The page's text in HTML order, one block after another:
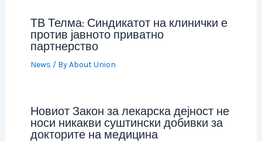
ТВ Телма: Синдикатот на клинички е
против јавното приватно
партнерство
News / ByAbout Union
Новиот Закон за лекарска дејност не
носи никакви суштински добивки за
докторите на медицина